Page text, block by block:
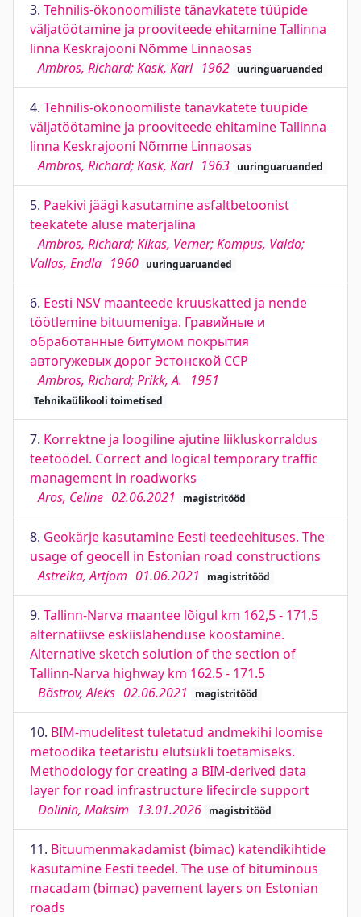
3. Tehnilis-ökonoomiliste tänavkatete tüüpide
väljatöötamine ja prooviteede ehitamine Tallinna
linna Keskrajooni Nõmme Linnaosas
Ambros, Richard; Kask, Karl 1962 uuringuaruanded
4. Tehnilis-ökonoomiliste tänavkatete tüüpide
väljatöötamine ja prooviteede ehitamine Tallinna
linna Keskrajooni Nõmme Linnaosas
Ambros, Richard; Kask, Karl 1963 uuringuaruanded
5. Paekivi jäägi kasutamine asfaltbetoonist
teekatete aluse materjalina
Ambros, Richard; Kikas, Verner; Kompus, Valdo;
Vallas, Endla 1960 uuringuaruanded
6. Eesti NSV maanteede kruuskatted ja nende
töötlemine bituumeniga. Гравийные и
обработанные битумом покрытия
автогужевых дорог Эстонской ССР
Ambros, Richard; Prikk, A. 1951
Tehnikaülikooli toimetised
7. Korrektne ja loogiline ajutine liikluskorraldus
teetöödel. Correct and logical temporary traffic
management in roadworks
Aros, Celine 02.06.2021 magistritööd
8. Geokärje kasutamine Eesti teedeehituses. The
usage of geocell in Estonian road constructions
Astreika, Artjom 01.06.2021 magistritööd
9. Tallinn-Narva maantee lõigul km 162,5 - 171,5
alternatiivse eskiislahenduse koostamine.
Alternative sketch solution of the section of
Tallinn-Narva highway km 162.5 - 171.5
Bõstrov, Aleks 02.06.2021 magistritööd
10. BIM-mudelitest tuletatud andmekihi loomise
metoodika teetaristu elutsükli toetamiseks.
Methodology for creating a BIM-derived data
layer for road infrastructure lifecircle support
Dolinin, Maksim 13.01.2026 magistritööd
11. Bituumenmakadamist (bimac) katendikihtide
kasutamine Eesti teedel. The use of bituminous
macadam (bimac) pavement layers on Estonian
roads